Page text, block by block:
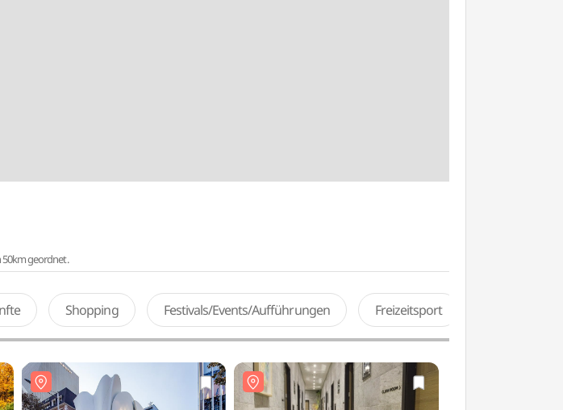
50km geordnet.
Shopping Festivals/Events/Aufführungen Freizeitsport